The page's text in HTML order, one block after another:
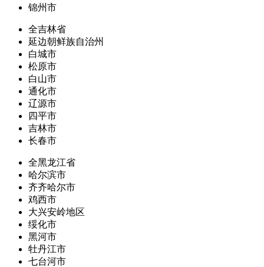
锦州市
全吉林省
延边朝鲜族自治州
白城市
松原市
白山市
通化市
辽源市
四平市
吉林市
长春市
全黑龙江省
哈尔滨市
齐齐哈尔市
鸡西市
大兴安岭地区
绥化市
黑河市
牡丹江市
七台河市